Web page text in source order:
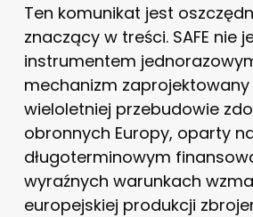
Ten komunikat jest
znaczący w treści. SAFE nie
instrumentem
mechanizm zaprojektowany
wieloletniej przebudowie
obronnych Europy, oparty
długoterminowym
wyraźnych warunkach
europejskiej produkcji